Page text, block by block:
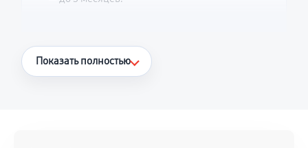
Что считается гарантийным случаем
Показать полностью